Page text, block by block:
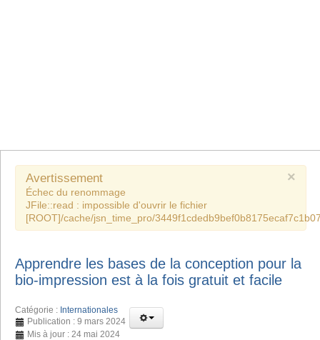
×
Avertissement
Échec du renommage
JFile::read : impossible d'ouvrir le fichier
[ROOT]/cache/jsn_time_pro/
Apprendre les bases de la conception pour la
bio-impression est à la fois gratuit et facile
Catégorie : Internationales
Publication : 9 mars 2024
Mis à jour : 24 mai 2024